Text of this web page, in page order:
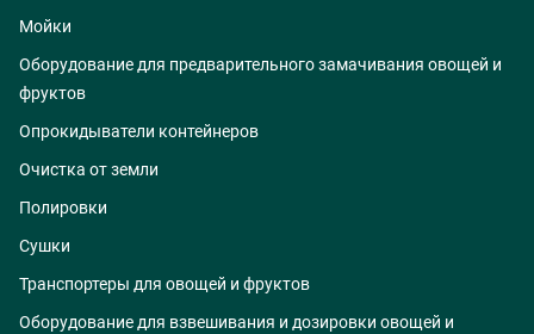
Мойки
Оборудование для предварительного замачивания овощей и
фруктов
Опрокидыватели контейнеров
Очистка от земли
Полировки
Сушки
Транспортеры для овощей и фруктов
Оборудование для взвешивания и дозировки овощей и